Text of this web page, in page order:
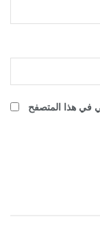
في هذا المتصفح